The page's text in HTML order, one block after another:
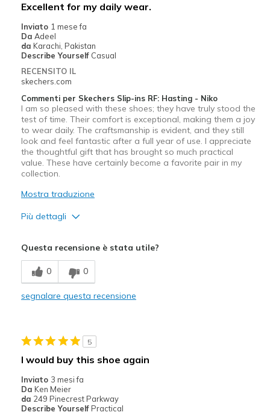
Feels true to size
View On Shoes
Excellent for my daily wear.
Inviato 1 mese fa
Da Adeel
da Karachi, Pakistan
Describe Yourself Casual
RECENSITO IL
skechers.com
Commenti per Skechers Slip-ins RF: Hasting - Niko
I am so pleased with these shoes; they have truly stood the
test of time. Their comfort is exceptional, making them a joy
to wear daily. The craftsmanship is evident, and they still
look and feel fantastic after a full year of use. I appreciate
the thoughtful gift that has brought so much practical
value. These have certainly become a favorite pair in my
collection.
Mostra traduzione
Più dettagli
Attractive Design
Breathe Well
Comfortable
Migliori Utilizzi:
Casual Wear
Width
Feels true to width
Sizing
Feels true to size
Questa recensione è stata utile?
0 0
segnalare questa recensione
5
I would buy this shoe again
Inviato 3 mesi fa
Da Ken Meier
da 249 Pinecrest Parkway
Describe Yourself Practical